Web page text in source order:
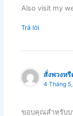
Also visit my
Trả lời
สั่งพวงห
4 Tháng
ขอบคุณสำหรับบ